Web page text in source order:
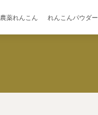
薬れんこん れんこんパウダー